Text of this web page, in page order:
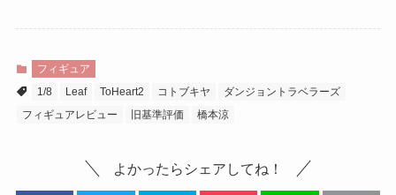
フィギュア
1/8
Leaf ToHeart2 コトブキヤ
ダンジョントラベラーズ
フィギュアレビュー
旧基準評価 橋本涼
よかったらシェアしてね！